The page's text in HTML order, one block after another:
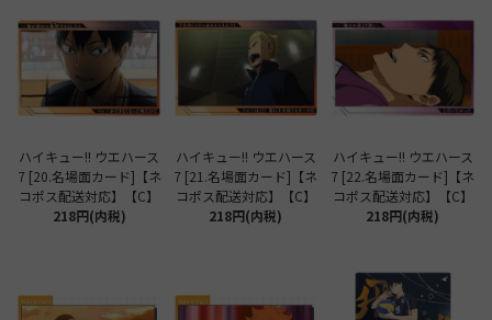
ハイキュー!! ウエハース
7 [20.名場面カード]【ネ
コポス配送対応】【C】
218円(内税)
ハイキュー!! ウエハース
7 [21.名場面カード]【ネ
コポス配送対応】【C】
218円(内税)
ハイキュー!! ウエハース
7 [22.名場面カード]【ネ
コポス配送対応】【C】
218円(内税)